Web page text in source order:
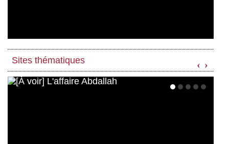
Sites thématiques ‹ ›